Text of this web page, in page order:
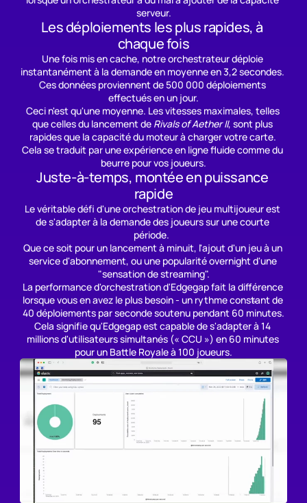
serveur.
Les déploiements les plus rapides, à
chaque fois
Une fois mis en cache, notre orchestrateur déploie
instantanément à la demande en moyenne en 3,2 secondes.
Ces données proviennent de 500 000 déploiements
effectués en un jour.
Ceci n'est qu'une moyenne. Les vitesses maximales, telles
que celles du lancement de Rivals of Aether II, sont plus
rapides que la capacité du moteur à charger votre carte.
Cela se traduit par une expérience en ligne fluide comme du
beurre pour vos joueurs.
Juste-à-temps, montée en puissance
rapide
Le véritable défi d'une orchestration de jeu multijoueur est
de s'adapter à la demande des joueurs sur une courte
période.
Que ce soit pour un lancement à minuit, l'ajout d'un jeu à un
service d'abonnement, ou une popularité overnight d'une
"sensation de streaming".
La performance d'orchestration d'Edgegap fait la différence
lorsque vous en avez le plus besoin - un rythme constant de
40 déploiements par seconde soutenu pendant 60 minutes.
4
Cela signifie qu'Edgegap est capable de s'adapter à 14
millions d'utilisateurs simultanés (« CCU ») en 60 minutes
pour un Battle Royale à 100 joueurs.